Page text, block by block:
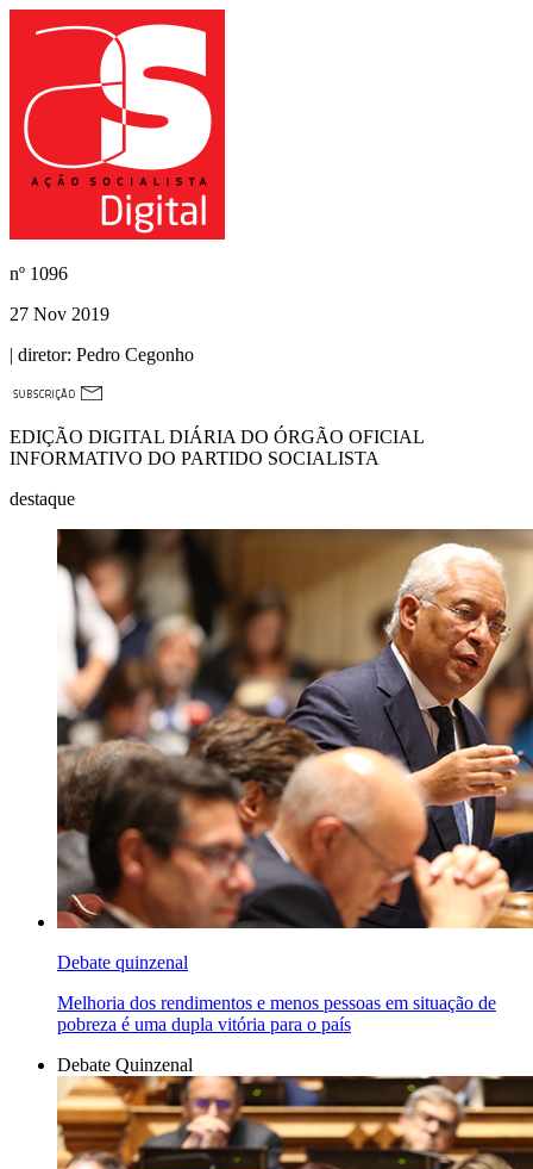
nº 1096
27 Nov 2019
| diretor: Pedro Cegonho
EDIÇÃO DIGITAL DIÁRIA DO ÓRGÃO OFICIAL
INFORMATIVO DO PARTIDO SOCIALISTA
destaque
Debate quinzenal
Melhoria dos rendimentos e menos pessoas em situação de
pobreza é uma dupla vitória para o país
Debate Quinzenal